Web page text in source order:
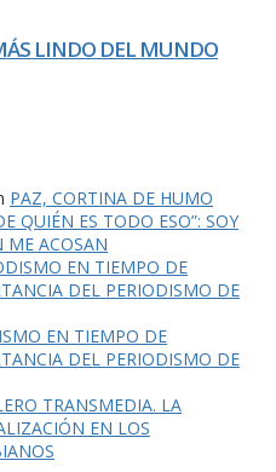
LINDO DEL MUNDO
PAZ, CORTINA DE HUMO
QUIÉN ES TODO ESO”: SOY
ACOSAN
EN TIEMPO DE
DEL PERIODISMO DE
EN TIEMPO DE
DEL PERIODISMO DE
TRANSMEDIA. LA
EN LOS